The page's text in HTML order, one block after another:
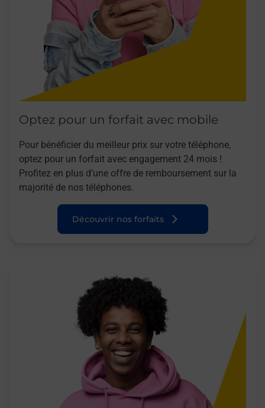
Optez pour un forfait avec mobile
Pour bénéficier du meilleur prix sur votre téléphone,
optez pour un forfait avec engagement 24 mois !
Profitez en plus d’une offre de remboursement sur la
majorité de nos téléphones.
Découvrir nos forfaits